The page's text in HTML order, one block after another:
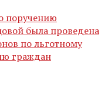
поручению
была проведена
по льготному
граждан